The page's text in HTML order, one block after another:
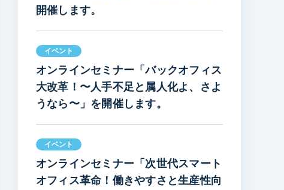
開催します。
イベント
オンラインセミナー「バックオフィス
大改革！〜人手不足と属人化よ、さよ
うなら〜」を開催します。
イベント
オンラインセミナー「次世代スマート
オフィス革命！働きやすさと生産性向